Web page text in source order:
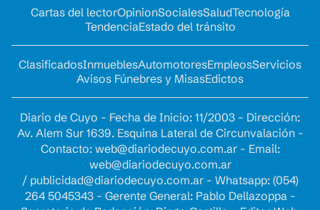
Cartas del lectorOpinionSocialesSaludTecnología
TendenciaEstado del tránsito
ClasificadosInmueblesAutomotoresEmpleosServicios
Avisos Fúnebres y MisasEdictos
Diario de Cuyo - Fecha de Inicio: 11/2003 - Dirección:
Av. Alem Sur 1639. Esquina Lateral de Circunvalación -
Contacto: web@diariodecuyo.com.ar- Email:
web@diariodecuyo.com.ar
/ publicidad@diariodecuyo.com.ar- Whatsapp: (054)
264 5045343 - Gerente General: Pablo Dellazoppa -